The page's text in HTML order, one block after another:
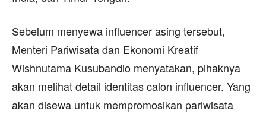
Sebelum menyewa influencer asing tersebut,
Menteri Pariwisata dan Ekonomi Kreatif
Wishnutama Kusubandio menyatakan, pihaknya
akan melihat detail identitas calon influencer. Yang
akan disewa untuk mempromosikan pariwisata